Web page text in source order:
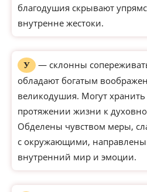
благодушия скрывают
внутренне жестоки.
У
— склонны
обладают богатым
великодушия. Могут
протяжении жизни к
Обделены чувством меры,
с окружающими,
внутренний мир и эмоции.